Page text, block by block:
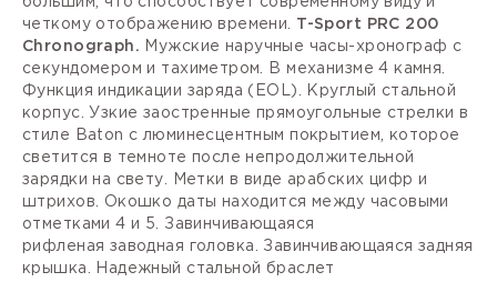
четкому отображению времени. T-Sport PRC 200
Chronograph. Мужские наручные часы-хронограф с
секундомером и тахиметром. В механизме 4 камня.
Функция индикации заряда ( EOL).
Круглый стальной
корпус. Узкие заостренные прямоугольные стрелки в
стиле Baton с люминесцентным покрытием, которое
светится в темноте после непродолжительной
зарядки на свету. Метки в виде арабских цифр и
штрихов. Окошко даты находится между часовыми
отметками 4 и 5. Завинчивающаяся
рифленая заводная головка.
Завинчивающаяся задняя
крышка. Надежный стальной браслет